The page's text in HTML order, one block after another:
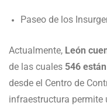
Paseo de los
Actualmente, León
de las cuales 546
desde el Centro de
infraestructura